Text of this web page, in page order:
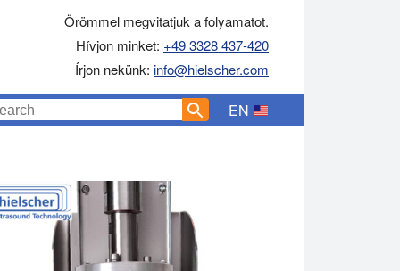
Örömmel megvitatjuk a folyamatot.
Hívjon minket: +49 3328 437-420
Írjon nekünk: info@hielscher.com
EN